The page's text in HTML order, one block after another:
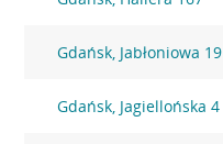
Gdańsk, Jabłoniowa 19
Gdańsk, Jagiellońska 4